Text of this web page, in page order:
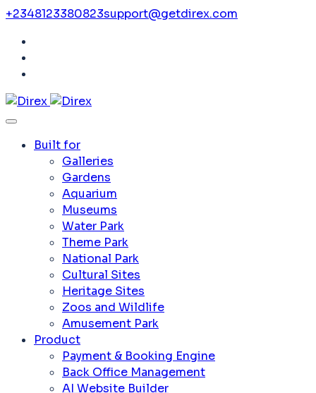
+2348123380823support@getdirex.com
Built for
Galleries
Gardens
Aquarium
Museums
Water Park
Theme Park
National Park
Cultural Sites
Heritage Sites
Zoos and Wildlife
Amusement Park
Product
Payment & Booking Engine
Back Office Management
AI Website Builder